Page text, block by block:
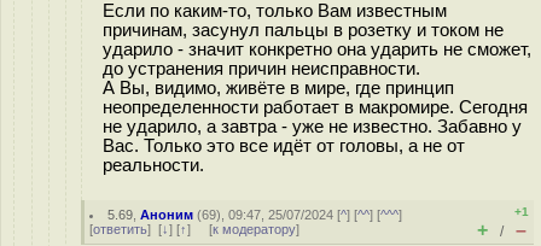
Если по каким-то, только Вам известным
причинам, засунул пальцы в розетку и током не
ударило - значит конкретно она ударить не сможет,
до устранения причин неисправности.
А Вы, видимо, живёте в мире, где принцип
неопределенности работает в макромире. Сегодня
не ударило, а завтра - уже не известно. Забавно у
Вас. Только это все идёт от головы, а не от
реальности.
5.69 ,Аноним (69), 09:47, 25/07/2024 [^] [^^] [^^^]
[ответить] [↓] [↑] [к модератору]
+1
+ / –